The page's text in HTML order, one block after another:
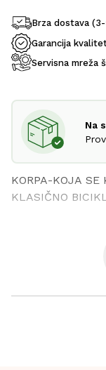
Brza dostava
Garancija
Servisna mreža
Na
KORPA-KOJA
KLASIČNO